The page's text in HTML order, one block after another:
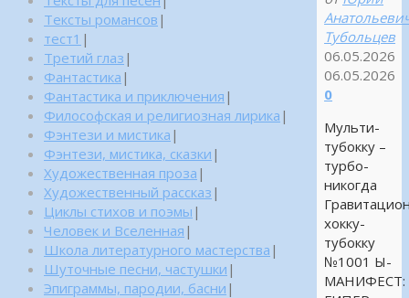
Тубольцев
06.05.2026
06.05.2026
0
Мульти-
тубокку –
турбо-
никогда
хокку-
тубокку
№1001 Ы-
МАНИФЕСТ:
Тексты романсов |
тест1 |
Третий глаз |
Фантастика |
Фантастика и приключения |
Философская и религиозная лирика |
Фэнтези и мистика |
Фэнтези, мистика, сказки |
Художественная проза |
Художественный рассказ |
Циклы стихов и поэмы |
Человек и Вселенная |
Школа литературного мастерства |
Шуточные песни, частушки |
Эпиграммы, пародии, басни |